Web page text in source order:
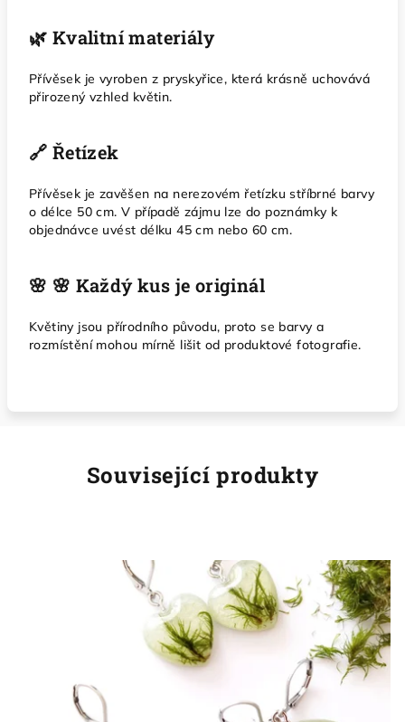
🌿 Kvalitní materiály
Přívěsek je vyroben z pryskyřice, která krásně uchovává
přirozený vzhled květin.
🔗 Řetízek
Přívěsek je zavěšen na nerezovém řetízku stříbrné barvy
o délce 50 cm. V případě zájmu lze do poznámky k
objednávce uvést délku 45 cm nebo 60 cm.
🌸 🌸 Každý kus je originál
Květiny jsou přírodního původu, proto se barvy a
rozmístění mohou mírně lišit od produktové fotografie.
Související produkty